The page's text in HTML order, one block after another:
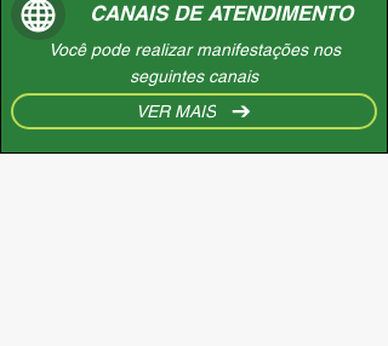
CANAIS DE ATENDIMENTO
Você pode realizar manifestações nos
seguintes canais
VER MAIS